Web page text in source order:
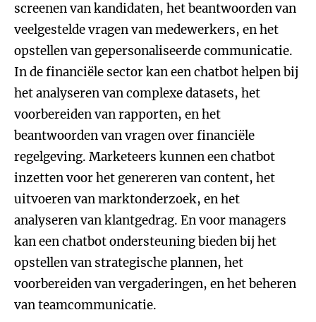
screenen van kandidaten, het beantwoorden van
veelgestelde vragen van medewerkers, en het
opstellen van gepersonaliseerde communicatie.
In de financiële sector kan een chatbot helpen bij
het analyseren van complexe datasets, het
voorbereiden van rapporten, en het
beantwoorden van vragen over financiële
regelgeving. Marketeers kunnen een chatbot
inzetten voor het genereren van content, het
uitvoeren van marktonderzoek, en het
analyseren van klantgedrag. En voor managers
kan een chatbot ondersteuning bieden bij het
opstellen van strategische plannen, het
voorbereiden van vergaderingen, en het beheren
van teamcommunicatie.